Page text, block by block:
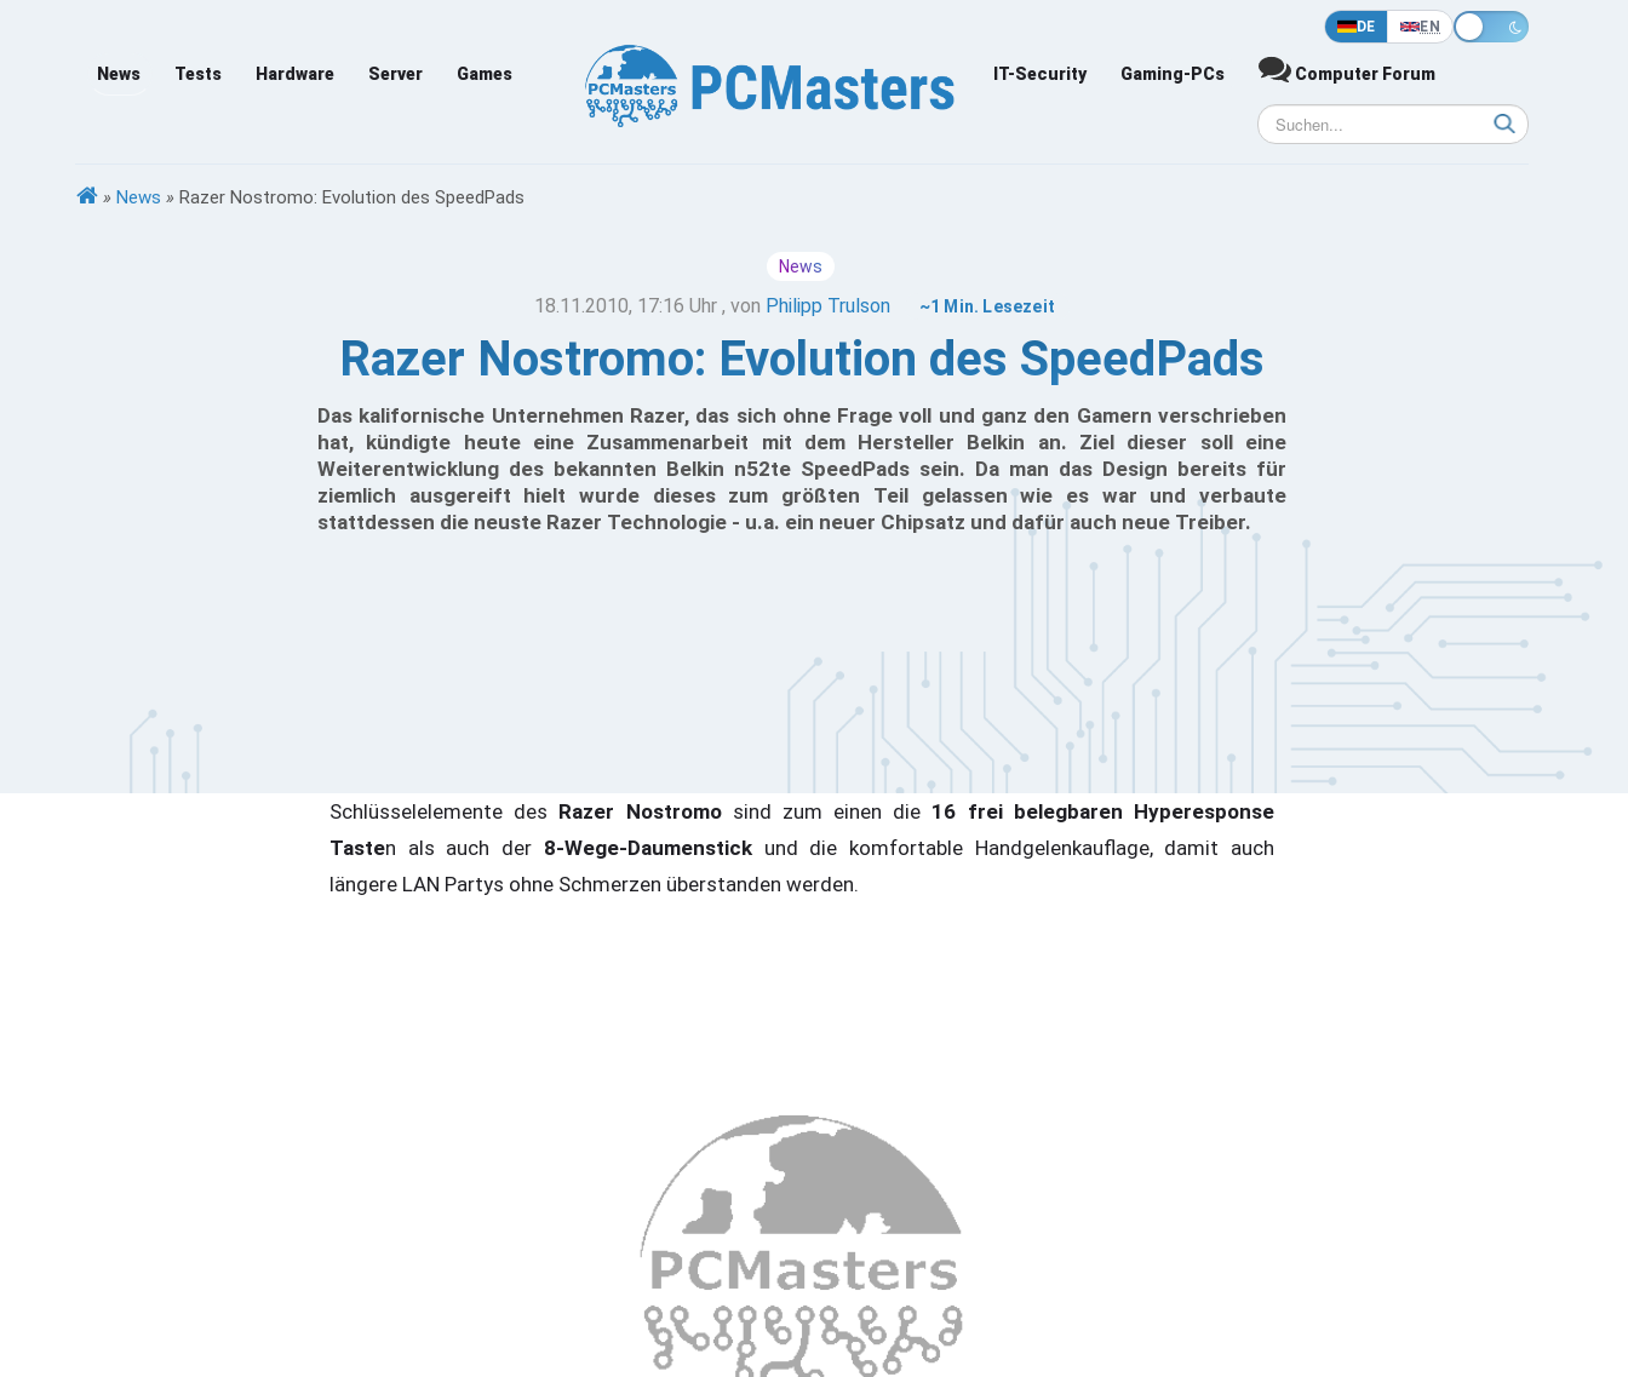
DE EN
News Tests Hardware Server Games IT-Security Gaming-PCs Computer Forum
» News » Razer Nostromo: Evolution des SpeedPads
News
18.11.2010, 17:16 Uhr , von Philipp Trulson ~1 Min. Lesezeit
Razer Nostromo: Evolution des SpeedPads
Das kalifornische Unternehmen Razer, das sich ohne Frage voll und ganz den Gamern verschrieben
hat, kündigte heute eine Zusammenarbeit mit dem Hersteller Belkin an. Ziel dieser soll eine
Weiterentwicklung des bekannten Belkin n52te SpeedPads sein. Da man das Design bereits für
ziemlich ausgereift hielt wurde dieses zum größten Teil gelassen wie es war und verbaute
stattdessen die neuste Razer Technologie - u.a. ein neuer Chipsatz und dafür auch neue Treiber.
Schlüsselelemente des Razer Nostromosind zum einen die 16 frei belegbaren Hyperesponse
Tasten als auch der 8-Wege-Daumenstickund die komfortable Handgelenkauflage, damit auch
längere LAN Partys ohne Schmerzen überstanden werden.